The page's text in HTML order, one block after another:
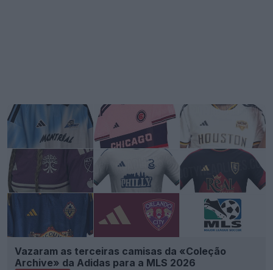
Vazaram as terceiras camisas da «Coleção
Archive» da Adidas para a MLS 2026